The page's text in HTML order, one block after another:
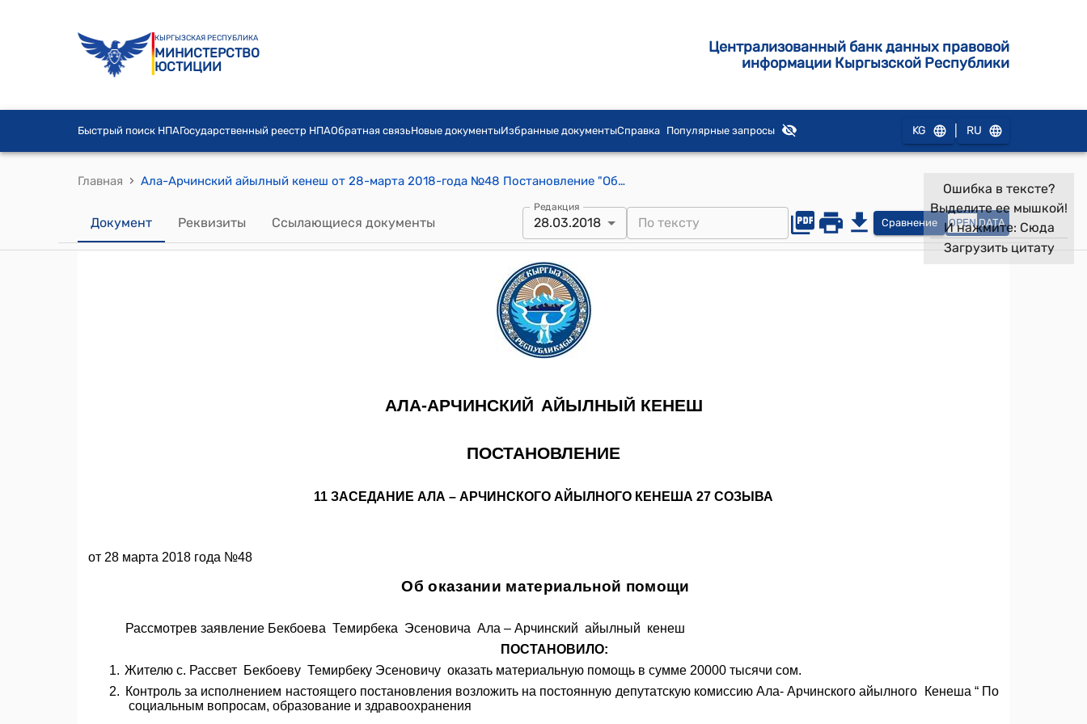
КЫРГЫЗСКАЯ РЕСПУБЛИКА
МИНИСТЕРСТВО
ЮСТИЦИИ
Централизованный банк данных правовой
информации Кыргызской Республики
Быстрый поиск НПАГосударственный реестр НПАОбратная связьНовые документыИзбранные документыСправка Популярные запросы KG RU
Главная › Ала-Арчинский айылный кенеш от 28-марта 2018-года №48 Постановление "Об оказании материальной помощи"
Документ Реквизиты Ссылающиеся документы
Редакция
28.03.2018 Сравнение OPEN DATA
Ошибка в тексте?
Выделите ее мышкой!
И нажмите: Сюда
Загрузить цитату